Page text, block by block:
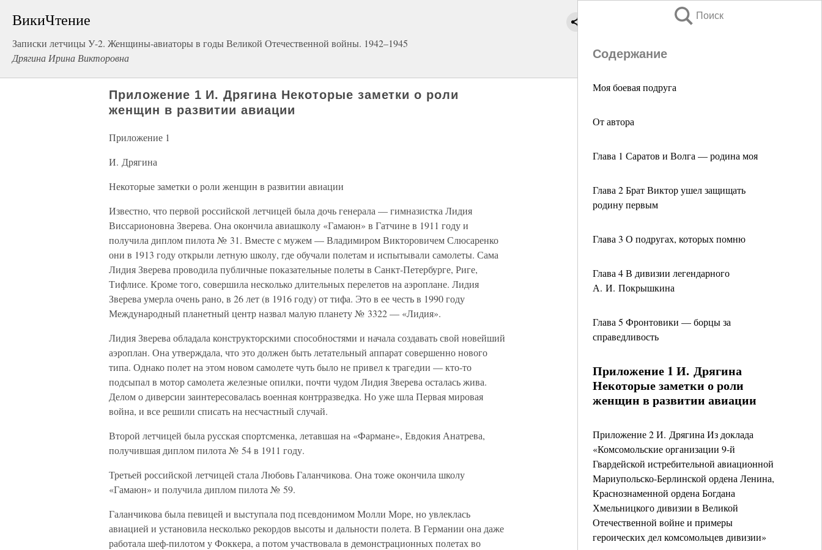
ВикиЧтение
Записки летчицы У-2. Женщины-авиаторы в годы Великой Отечественной войны. 1942–1945
Дрягина Ирина Викторовна
Поиск
Содержание
Моя боевая подруга
От автора
Глава 1 Саратов и Волга — родина моя
Глава 2 Брат Виктор ушел защищать
родину первым
Глава 3 О подругах, которых помню
Глава 4 В дивизии легендарного
А. И. Покрышкина
Глава 5 Фронтовики — борцы за
справедливость
Приложение 1 И. Дрягина
Некоторые заметки о роли
женщин в развитии авиации
Приложение 2 И. Дрягина Из доклада
«Комсомольские организации 9-й
Гвардейской истребительной авиационной
Мариупольско-Берлинской ордена Ленина,
Краснознаменной ордена Богдана
Хмельницкого дивизии в Великой
Отечественной войне и примеры
героических дел комсомольцев дивизии»
Приложение 1 И. Дрягина Некоторые заметки о роли
женщин в развитии авиации
Приложение 1
И. Дрягина
Некоторые заметки о роли женщин в развитии авиации
Известно, что первой российской летчицей была дочь генерала — гимназистка Лидия
Виссарионовна Зверева. Она окончила авиашколу «Гамаюн» в Гатчине в 1911 году и
получила диплом пилота № 31. Вместе с мужем — Владимиром Викторовичем Слюсаренко
они в 1913 году открыли летную школу, где обучали полетам и испытывали самолеты. Сама
Лидия Зверева проводила публичные показательные полеты в Санкт-Петербурге, Риге,
Тифлисе. Кроме того, совершила несколько длительных перелетов на аэроплане. Лидия
Зверева умерла очень рано, в 26 лет (в 1916 году) от тифа. Это в ее честь в 1990 году
Международный планетный центр назвал малую планету № 3322 — «Лидия».
Лидия Зверева обладала конструкторскими способностями и начала создавать свой новейший
аэроплан. Она утверждала, что это должен быть летательный аппарат совершенно нового
типа. Однако полет на этом новом самолете чуть было не привел к трагедии — кто-то
подсыпал в мотор самолета железные опилки, почти чудом Лидия Зверева осталась жива.
Делом о диверсии заинтересовалась военная контрразведка. Но уже шла Первая мировая
война, и все решили списать на несчастный случай.
Второй летчицей была русская спортсменка, летавшая на «Фармане», Евдокия Анатрева,
получившая диплом пилота № 54 в 1911 году.
Третьей российской летчицей стала Любовь Галанчикова. Она тоже окончила школу
«Гамаюн» и получила диплом пилота № 59.
Галанчикова была певицей и выступала под псевдонимом Молли Море, но увлеклась
авиацией и установила несколько рекордов высоты и дальности полета. В Германии она даже
работала шеф-пилотом у Фоккера, а потом участвовала в демонстрационных полетах во